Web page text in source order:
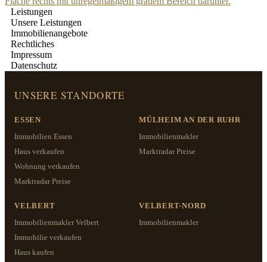
Leistungen
Unsere Leistungen
Immobilienangebote
Rechtliches
Impressum
Datenschutz
UNSERE STANDORTE
ESSEN
Immobilien Essen
Haus verkaufen
Wohnung verkaufen
Marktradar Preise
MÜLHEIM AN DER RUHR
Immobilienmakler
Marktradar Preise
VELBERT
Immobilienmakler Velbert
Immobilie verkaufen
Haus kaufen
VELBERT-NORD
Immobilienmakler